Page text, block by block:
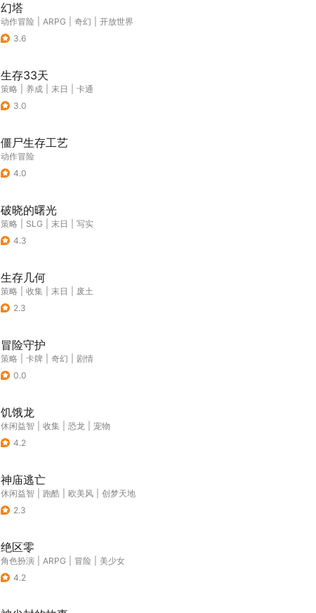
幻塔
动作冒险 ARPG 奇幻
开放世界
3.6
生存33天
策略 养成 末日
卡通
3.0
僵尸生存工艺
动作冒险
4.0
破晓的曙光
策略 SLG 末日
写实
4.3
生存几何
策略 收集 末日
废土
2.3
冒险守护
策略 卡牌 奇幻
剧情
0.0
饥饿龙
休闲益智 收集 恐龙
宠物
4.2
神庙逃亡
休闲益智 跑酷 欧美风
创梦天地
2.3
绝区零
角色扮演 ARPG 冒险
美少女
4.2